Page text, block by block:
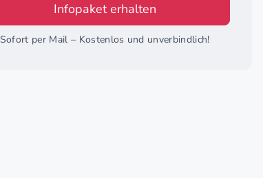
Infopaket erhalten
Sofort per Mail – Kostenlos und unverbindlich!